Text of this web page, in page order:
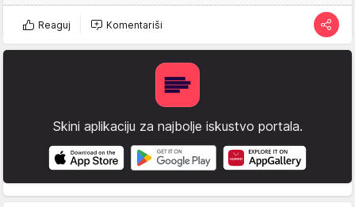
Reaguj Komentariši
Skini aplikaciju za najbolje iskustvo portala.